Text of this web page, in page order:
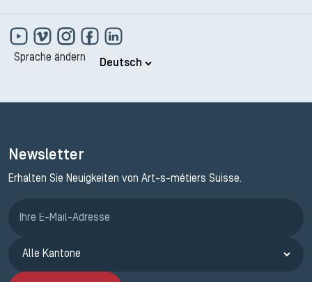
Sprache ändern
Newsletter
Erhalten Sie Neuigkeiten von Art-s-métiers Suisse.